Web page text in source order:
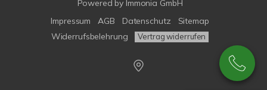
Powered by Immonia GmbH
Impressum
AGB Datenschutz
Sitemap
Widerrufsbelehrung
Vertrag widerrufen